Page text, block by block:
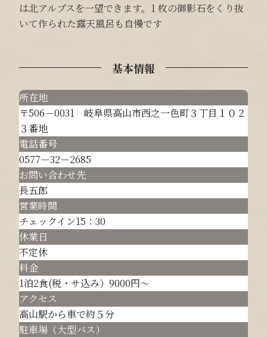
は北アルプスを一望できます。1 枚の御影石をくり抜
いて作られた露天風呂も自慢です
基本情報
所在地
〒506－0031 岐阜県高山市西之一色町３丁目１０２
３番地
電話番号
0577－32－2685
お問い合わせ先
長五郎
営業時間
チェックイン15：30
休業日
不定休
料金
1泊2食(税・サ込み）9000円～
アクセス
高山駅から車で約５分
駐車場（大型バス）